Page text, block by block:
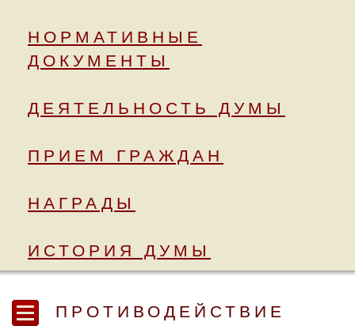
НОРМАТИВНЫЕ
ДОКУМЕНТЫ
ДЕЯТЕЛЬНОСТЬ ДУМЫ
ПРИЕМ ГРАЖДАН
НАГРАДЫ
ИСТОРИЯ ДУМЫ
ПРОТИВОДЕЙСТВИЕ